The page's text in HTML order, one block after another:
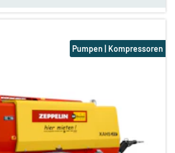
Pumpen | Kompressoren